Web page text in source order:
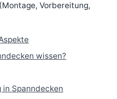
Vorbereitung,
wissen?
Spanndecken